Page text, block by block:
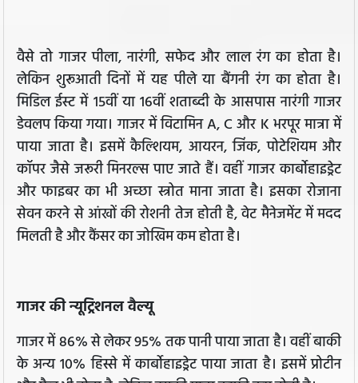
वैसे तो गाजर पीला, नारंगी, सफेद और लाल रंग का होता है।
लेकिन शुरूआती दिनों में यह पीले या बैंगनी रंग का होता है।
मिडिल ईस्ट में 15वीं या 16वीं शताब्दी के आसपास नारंगी गाजर
डेवलप किया गया। गाजर में विटामिन A, C और K भरपूर मात्रा में
पाया जाता है। इसमें कैल्शियम, आयरन, जिंक, पोटेशियम और
कॉपर जैसे जरूरी मिनरल्स पाए जाते हैं। वहीं गाजर कार्बोहाइड्रेट
और फाइबर का भी अच्छा स्त्रोत माना जाता है। इसका रोजाना
सेवन करने से आंखों की रोशनी तेज होती है, वेट मैनेजमेंट में मदद
मिलती है और कैंसर का जोखिम कम होता है।
गाजर की न्यूट्रिशनल वैल्यू
गाजर में 86% से लेकर 95% तक पानी पाया जाता है। वहीं बाकी
के अन्य 10% हिस्से में कार्बोहाइड्रेट पाया जाता है। इसमें प्रोटीन